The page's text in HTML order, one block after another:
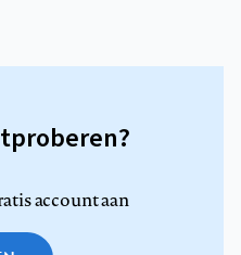
account aan